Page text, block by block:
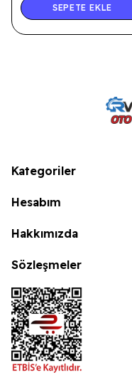
SEPETE EKLE
Kategoriler
Hesabım
Hakkımızda
Sözleşmeler